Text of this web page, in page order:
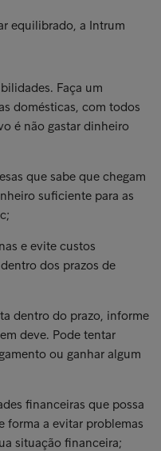
equilibrado, a Intrum
Faça um
domésticas, com todos
é não gastar dinheiro
que sabe que chegam
suficiente para as
e evite custos
dos prazos de
dentro do prazo, informe
deve. Pode tentar
ou ganhar algum
financeiras que possa
forma a evitar problemas
situação financeira;